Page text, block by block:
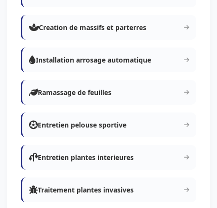
Creation de massifs et parterres
Installation arrosage automatique
Ramassage de feuilles
Entretien pelouse sportive
Entretien plantes interieures
Traitement plantes invasives